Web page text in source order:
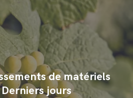
de matériels
jours